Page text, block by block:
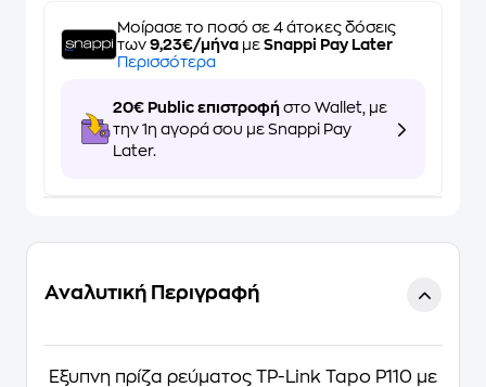
Μοίρασε το ποσό σε 4 άτοκες δόσεις
των 9,23€/μήνα με Snappi Pay Later
Περισσότερα
20€ Public επιστροφή στο Wallet, με
την 1η αγορά σου με Snappi Pay
Later.
Αναλυτική Περιγραφή
Έξυπνη πρίζα ρεύματος TP-Link Tapo P110 με